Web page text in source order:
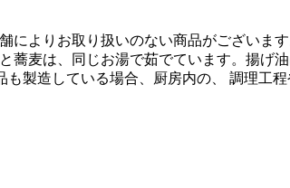
よりお取り扱いのない商品がございます
蕎麦は、同じお湯で茹でています。揚げ
製造している場合、厨房内の、 調理工